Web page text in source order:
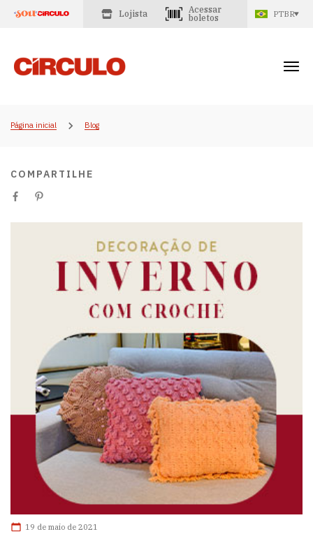
Lojista
Acessar
boletos
PTBR
Página inicial Blog
COMPARTILHE
19 de maio de 2021